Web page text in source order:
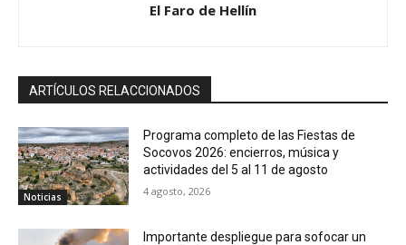
El Faro de Hellín
ARTÍCULOS RELACCIONADOS
Noticias
Programa completo de las Fiestas de
Socovos 2026: encierros, música y
actividades del 5 al 11 de agosto
4 agosto, 2026
Importante despliegue para sofocar un